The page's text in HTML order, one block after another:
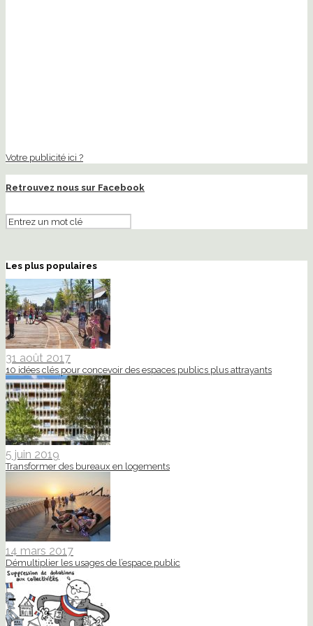
Votre publicité ici ?
Retrouvez nous sur Facebook
Les plus populaires
31 août 2017
10 idées clés pour concevoir des espaces publics plus attrayants
5 juin 2019
Transformer des bureaux en logements
14 mars 2017
Démultiplier les usages de l’espace public